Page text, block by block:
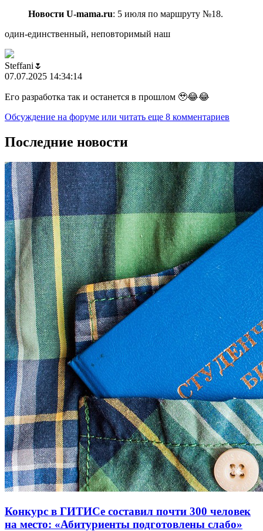
Новости U-mama.ru: 5 июля по маршруту №18.
один-единственный, неповторимый наш
Steffani🌷
07.07.2025 14:34:14
Его разработка так и останется в прошлом 🥹😂😂
Обсуждение на форуме или читать еще 8 комментариев
Последние новости
Конкурс в ГИТИСе составил почти 300 человек
на место: «Абитуриенты подготовлены слабо»